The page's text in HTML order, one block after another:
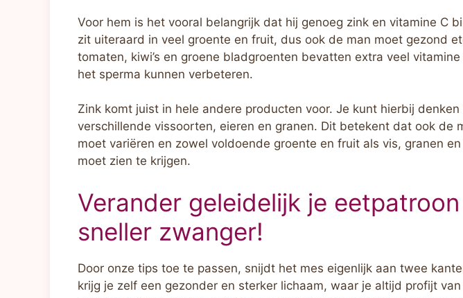
Voor hem is het vooral belangrijk dat hij genoeg zink en vitamine C
zit uiteraard in veel groente en fruit, dus ook de man moet gezond
tomaten, kiwi’s en groene bladgroenten bevatten extra veel
het sperma kunnen verbeteren.
Zink komt juist in hele andere producten voor. Je kunt hierbij
verschillende vissoorten, eieren en granen. Dit betekent dat ook de
moet variëren en zowel voldoende groente en fruit als vis, granen
moet zien te krijgen.
Verander geleidelijk je
sneller zwanger!
Door onze tips toe te passen, snijdt het mes eigenlijk aan twee
krijg je zelf een gezonder en sterker lichaam, waar je altijd profijt